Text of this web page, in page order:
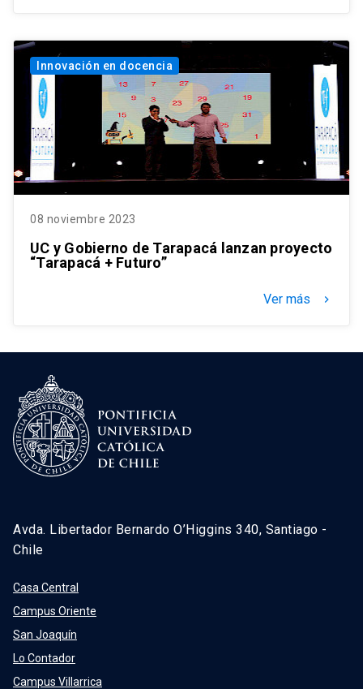
Innovación en docencia
08 noviembre 2023
UC y Gobierno de Tarapacá lanzan proyecto
“Tarapacá + Futuro”
Ver más keyboard_arrow_right
Avda. Libertador Bernardo O’Higgins 340, Santiago -
Chile
Casa Central
Campus Oriente
San Joaquín
Lo Contador
Campus Villarrica